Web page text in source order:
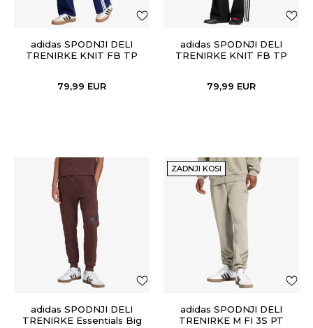
adidas SPODNJI DELI
TRENIRKE KNIT FB TP
79,99 EUR
adidas SPODNJI DELI
TRENIRKE KNIT FB TP
79,99 EUR
adidas SPODNJI DELI
TRENIRKE Essentials Big
ZADNJI KOSI
adidas SPODNJI DELI
TRENIRKE M FI 3S PT